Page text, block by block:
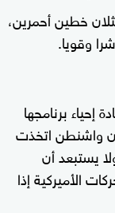
خطين أحمرين،
وقويا.
إحياء برنامجها
واشنطن اتخذت
يستبعد أن
الأميركية إذا